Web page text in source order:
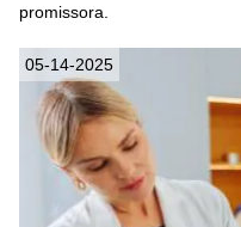
promissora.
05-14-2025